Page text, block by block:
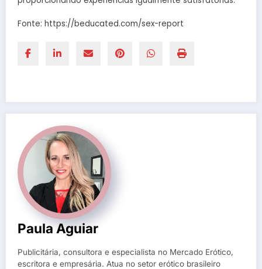
Fonte: https://beducated.com/sex-report
Paula Aguiar
Publicitária, consultora e especialista no Mercado Erótico,
escritora e empresária. Atua no setor erótico brasileiro